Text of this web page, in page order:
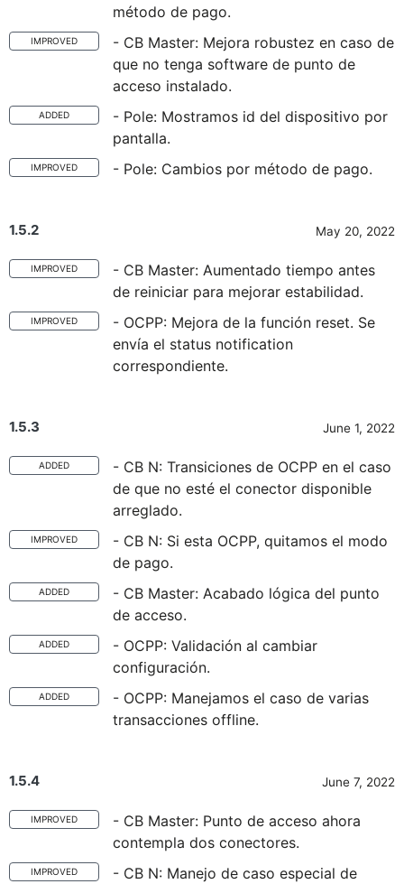
método de pago.
IMPROVED
- CB Master: Mejora robustez en caso de
que no tenga software de punto de
acceso instalado.
ADDED
- Pole: Mostramos id del dispositivo por
pantalla.
IMPROVED - Pole: Cambios por método de pago.
1.5.2 May 20, 2022
IMPROVED
- CB Master: Aumentado tiempo antes
de reiniciar para mejorar estabilidad.
IMPROVED
- OCPP: Mejora de la función reset. Se
envía el status notification
correspondiente.
1.5.3 June 1, 2022
ADDED
- CB N: Transiciones de OCPP en el caso
de que no esté el conector disponible
arreglado.
IMPROVED
- CB N: Si esta OCPP, quitamos el modo
de pago.
ADDED
- CB Master: Acabado lógica del punto
de acceso.
ADDED
- OCPP: Validación al cambiar
configuración.
ADDED
- OCPP: Manejamos el caso de varias
transacciones offline.
1.5.4 June 7, 2022
IMPROVED
- CB Master: Punto de acceso ahora
contempla dos conectores.
IMPROVED
- CB N: Manejo de caso especial de